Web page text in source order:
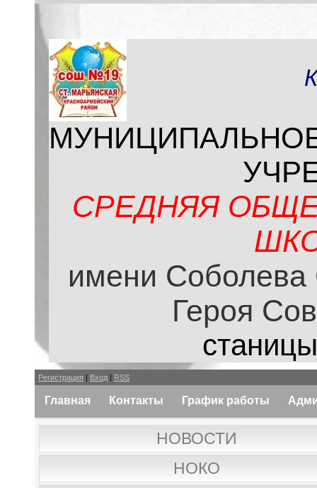
СРЕДНЯЯ
имени Соболева
Героя
Регистрация | Вход | RSS
Главная Контакты График работы
НОВОСТИ
НОКО